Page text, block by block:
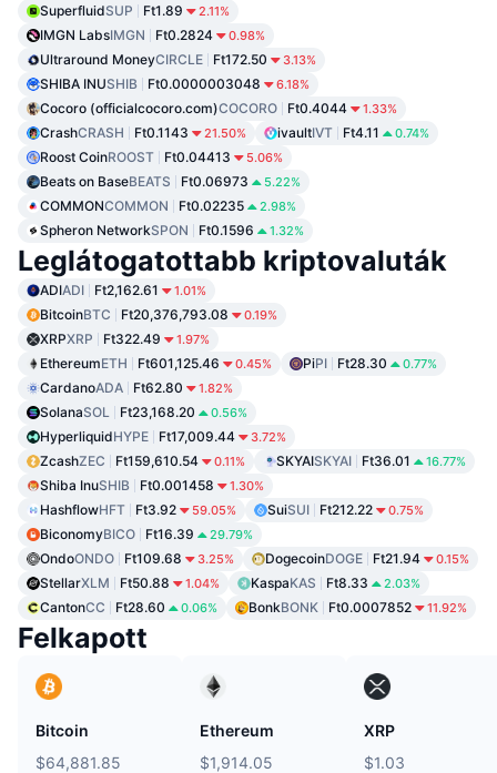
SuperfluidSUP Ft1.89 2.11%
IMGN LabsIMGN Ft0.2824 0.98%
Ultraround MoneyCIRCLE Ft172.50 3.13%
SHIBA INUSHIB Ft0.0000003048 6.18%
Cocoro (officialcocoro.com)COCORO Ft0.4044 1.33%
CrashCRASH Ft0.1143 21.50% ivaultIVT Ft4.11 0.74%
Roost CoinROOST Ft0.04413 5.06%
Beats on BaseBEATS Ft0.06973 5.22%
COMMONCOMMON Ft0.02235 2.98%
Spheron NetworkSPON Ft0.1596 1.32%
Leglátogatottabb kriptovaluták
ADIADI Ft2,162.61 1.01%
BitcoinBTC Ft20,376,793.08 0.19%
XRPXRP Ft322.49 1.97%
EthereumETH Ft601,125.46 0.45% PiPI Ft28.30 0.77%
CardanoADA Ft62.80 1.82%
SolanaSOL Ft23,168.20 0.56%
HyperliquidHYPE Ft17,009.44 3.72%
ZcashZEC Ft159,610.54 0.11% SKYAISKYAI Ft36.01 16.77%
Shiba InuSHIB Ft0.001458 1.30%
HashflowHFT Ft3.92 59.05% SuiSUI Ft212.22 0.75%
BiconomyBICO Ft16.39 29.79%
OndoONDO Ft109.68 3.25% DogecoinDOGE Ft21.94 0.15%
StellarXLM Ft50.88 1.04% KaspaKAS Ft8.33 2.03%
CantonCC Ft28.60 0.06% BonkBONK Ft0.0007852 11.92%
Felkapott
Bitcoin
$64,881.85
Ethereum
$1,914.05
XRP
$1.03